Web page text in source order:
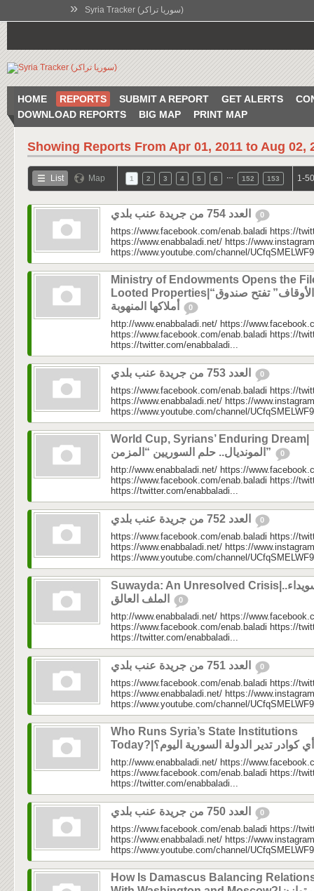
» Syria Tracker (سوريا تراكر)
HOME REPORTS SUBMIT A REPORT GET ALERTS
DOWNLOAD REPORTS
BIG MAP PRINT MAP
Showing Reports From Apr 01, 2011 to Aug 02,
List Map 1 2 3 4 5 6 152 153 1-
0
https://www.facebook.com/enab.baladi https://
https://www.enabbaladi.net/ https://
https://www.youtube.com/channel/
Ministry of Endowments Opens the
Looted Properties|“الأوقاف” تفتح صندوق
0
http://www.enabbaladi.net/ https://
https://www.facebook.com/enab.baladi https://
https://twitter.com/enabbaladi...
0
https://www.facebook.com/enab.baladi https://
https://www.enabbaladi.net/ https://
https://www.youtube.com/channel/
World Cup, Syrians’ Enduring Dream|
المونديال.. حلم السوريين “المزمن”
0
http://www.enabbaladi.net/ https://
https://www.facebook.com/enab.baladi https://
https://twitter.com/enabbaladi...
0
https://www.facebook.com/enab.baladi https://
https://www.enabbaladi.net/ https://
https://www.youtube.com/channel/
Suwayda: An Unresolved Crisis|السويداء..
0
http://www.enabbaladi.net/ https://
https://www.facebook.com/enab.baladi https://
https://twitter.com/enabbaladi...
0
https://www.facebook.com/enab.baladi https://
https://www.enabbaladi.net/ https://
https://www.youtube.com/channel/
Who Runs Syria’s State Institutions
http://www.enabbaladi.net/ https://
https://www.facebook.com/enab.baladi https://
https://twitter.com/enabbaladi...
0
https://www.facebook.com/enab.baladi https://
https://www.enabbaladi.net/ https://
https://www.youtube.com/channel/
How Is Damascus Balancing